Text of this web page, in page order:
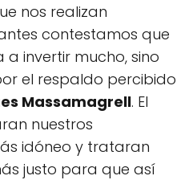
nos realizan
contestamos que
invertir mucho, sino
el respaldo percibido
Massamagrell. El
nuestros
idóneo y trataran
justo para que así